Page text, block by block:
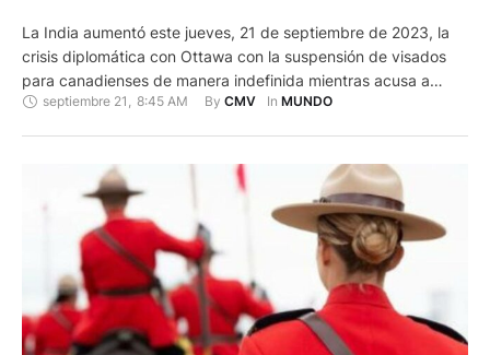
La India aumentó este jueves, 21 de septiembre de 2023, la
crisis diplomática con Ottawa con la suspensión de visados
para canadienses de manera indefinida mientras acusa a
Canadá de servir de "paraíso para el terrorismo", en los mismo
septiembre 21 8:45 AM By CMV In MUNDO